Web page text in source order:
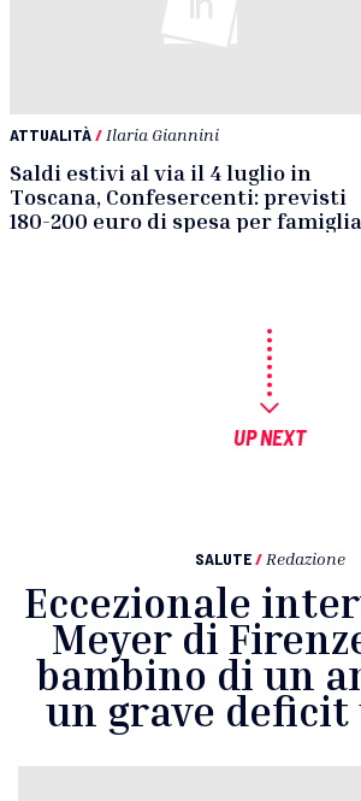
ATTUALITÀ/ Ilaria Giannini
Saldi estivi al via il 4 luglio in
Toscana, Confesercenti: previsti
180-200 euro di spesa per famiglia
UP NEXT
SALUTE / Redazione
Eccezionale
Meyer di
bambino di un
un grave